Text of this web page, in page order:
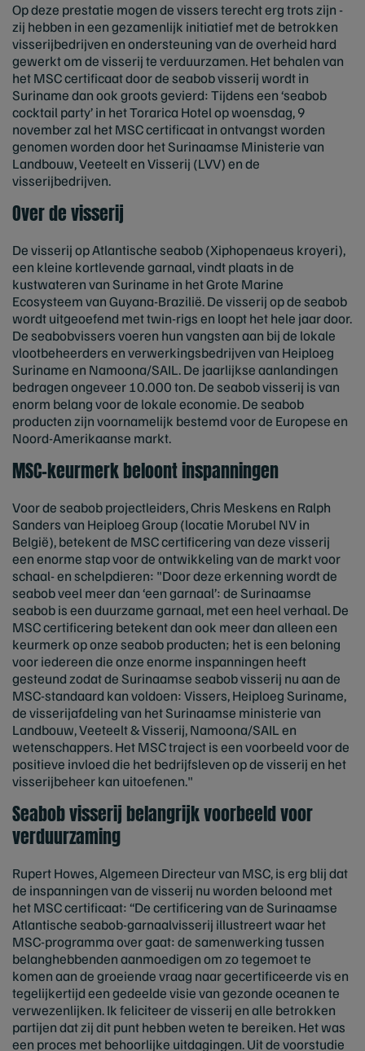
Op deze prestatie mogen de vissers terecht erg trots zijn -
zij hebben in een gezamenlijk initiatief met de betrokken
visserijbedrijven en ondersteuning van de overheid hard
gewerkt om de visserij te verduurzamen. Het behalen van
het MSC certificaat door de seabob visserij wordt in
Suriname dan ook groots gevierd: Tijdens een ‘seabob
cocktail party’ in het Torarica Hotel op woensdag, 9
november zal het MSC certificaat in ontvangst worden
genomen worden door het Surinaamse Ministerie van
Landbouw, Veeteelt en Visserij (LVV) en de
visserijbedrijven.
Over de visserij
De visserij op Atlantische seabob (Xiphopenaeus kroyeri),
een kleine kortlevende garnaal, vindt plaats in de
kustwateren van Suriname in het Grote Marine
Ecosysteem van Guyana-Brazilië. De visserij op de seabob
wordt uitgeoefend met twin-rigs en loopt het hele jaar door.
De seabobvissers voeren hun vangsten aan bij de lokale
vlootbeheerders en verwerkingsbedrijven van Heiploeg
Suriname en Namoona/SAIL. De jaarlijkse aanlandingen
bedragen ongeveer 10.000 ton. De seabob visserij is van
enorm belang voor de lokale economie. De seabob
producten zijn voornamelijk bestemd voor de Europese en
Noord-Amerikaanse markt.
MSC-keurmerk beloont inspanningen
Voor de seabob projectleiders, Chris Meskens en Ralph
Sanders van Heiploeg Group (locatie Morubel NV in
België), betekent de MSC certificering van deze visserij
een enorme stap voor de ontwikkeling van de markt voor
schaal- en schelpdieren: "Door deze erkenning wordt de
seabob veel meer dan ‘een garnaal’: de Surinaamse
seabob is een duurzame garnaal, met een heel verhaal. De
MSC certificering betekent dan ook meer dan alleen een
keurmerk op onze seabob producten; het is een beloning
voor iedereen die onze enorme inspanningen heeft
gesteund zodat de Surinaamse seabob visserij nu aan de
MSC-standaard kan voldoen: Vissers, Heiploeg Suriname,
de visserijafdeling van het Surinaamse ministerie van
Landbouw, Veeteelt & Visserij, Namoona/SAIL en
wetenschappers. Het MSC traject is een voorbeeld voor de
positieve invloed die het bedrijfsleven op de visserij en het
visserijbeheer kan uitoefenen."
Seabob visserij belangrijk voorbeeld voor
verduurzaming
Rupert Howes, Algemeen Directeur van MSC, is erg blij dat
de inspanningen van de visserij nu worden beloond met
het MSC certificaat: “De certificering van de Surinaamse
Atlantische seabob-garnaalvisserij illustreert waar het
MSC-programma over gaat: de samenwerking tussen
belanghebbenden aanmoedigen om zo tegemoet te
komen aan de groeiende vraag naar gecertificeerde vis en
tegelijkertijd een gedeelde visie van gezonde oceanen te
verwezenlijken. Ik feliciteer de visserij en alle betrokken
partijen dat zij dit punt hebben weten te bereiken. Het was
een proces met behoorlijke uitdagingen. Uit de voorstudie